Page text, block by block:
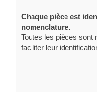
Chaque pièce est
nomenclature.
Toutes les pièces sont
faciliter leur